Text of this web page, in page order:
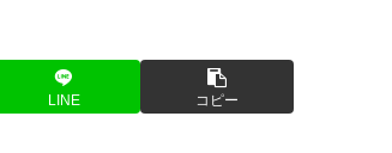
LINE コピー